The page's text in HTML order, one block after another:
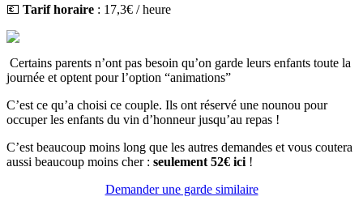
💶 Tarif horaire : 17,3€ / heure
Certains parents n’ont pas besoin qu’on garde leurs enfants toute la
journée et optent pour l’option “animations”
C’est ce qu’a choisi ce couple. Ils ont réservé une nounou pour
occuper les enfants du vin d’honneur jusqu’au repas !
C’est beaucoup moins long que les autres demandes et vous coutera
aussi beaucoup moins cher : seulement 52€ ici!
Demander une garde similaire